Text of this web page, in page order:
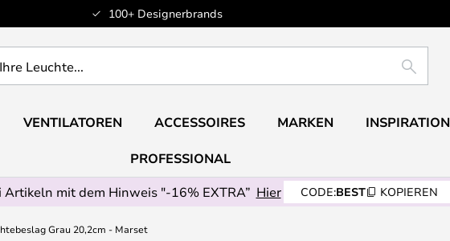
100+ Designerbrands
SUCHE
VENTILATOREN ACCESSOIRES MARKEN INSPIRATION
PROFESSIONAL
mit dem Hinweis "-16% EXTRA” Hier CODE:BEST KOPIEREN
Grau 20,2cm - Marset